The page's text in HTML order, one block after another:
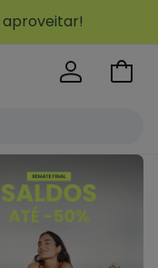
aproveitar!
Ir